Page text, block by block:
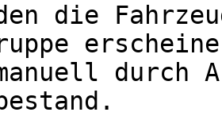
die
durch